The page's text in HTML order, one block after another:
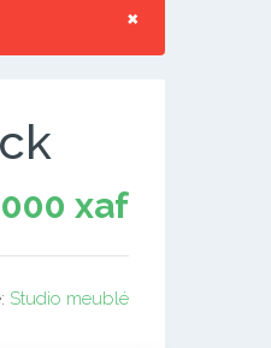
×
xaf
Studio meublé